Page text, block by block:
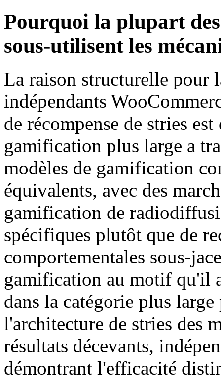
Pourquoi la plupart
sous-utilisent les
La raison structurelle pour
indépendants
de récompense de stries
gamification plus large a
modèles de gamification
équivalents, avec des
gamification de
spécifiques plutôt que de
comportementales sous-
gamification au motif qu'il
dans la catégorie plus
l'architecture de stries des
résultats décevants,
démontrant l'efficacité